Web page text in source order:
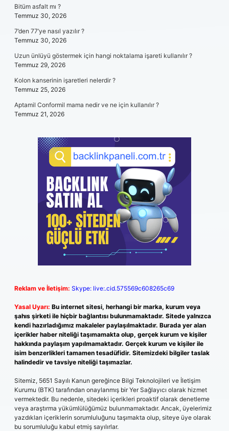
Bitüm asfalt mı ?
Temmuz 30, 2026
7’den 77’ye nasıl yazılır ?
Temmuz 30, 2026
Uzun ünlüyü göstermek için hangi noktalama işareti kullanılır ?
Temmuz 29, 2026
Kolon kanserinin işaretleri nelerdir ?
Temmuz 25, 2026
Aptamil Conformil mama nedir ve ne için kullanılır ?
Temmuz 21, 2026
Reklam ve İletişim: Skype: live:.cid.575569c608265c69
Yasal Uyarı: Bu internet sitesi, herhangi bir marka, kurum veya
şahıs şirketi ile hiçbir bağlantısı bulunmamaktadır. Sitede yalnızca
kendi hazırladığımız makaleler paylaşılmaktadır. Burada yer alan
içerikler haber niteliği taşımamakta olup, gerçek kurum ve kişiler
hakkında paylaşım yapılmamaktadır. Gerçek kurum ve kişiler ile
isim benzerlikleri tamamen tesadüfidir. Sitemizdeki bilgiler taslak
halindedir ve tavsiye niteliği taşımazlar.
Sitemiz, 5651 Sayılı Kanun gereğince Bilgi Teknolojileri ve İletişim
Kurumu (BTK) tarafından onaylanmış bir Yer Sağlayıcı olarak hizmet
vermektedir. Bu nedenle, sitedeki içerikleri proaktif olarak denetleme
veya araştırma yükümlülüğümüz bulunmamaktadır. Ancak, üyelerimiz
yazdıkları içeriklerin sorumluluğunu taşımakta olup, siteye üye olarak
bu sorumluluğu kabul etmiş sayılırlar.